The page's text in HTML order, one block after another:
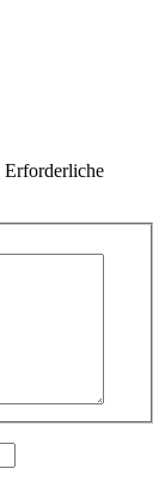
Erforderliche